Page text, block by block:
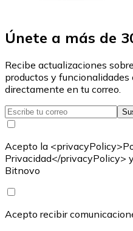
Únete a más de
Recibe actualizaciones
productos y
directamente en tu correo.
Acepto la
Privacidad</privacyPolicy>
Bitnovo
Acepto recibir